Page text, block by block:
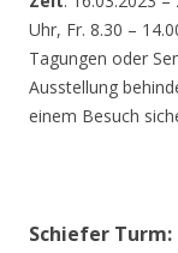
Uhr, Fr. 8.30 –
Tagungen oder
Ausstellung
einem Besuch
Schiefer